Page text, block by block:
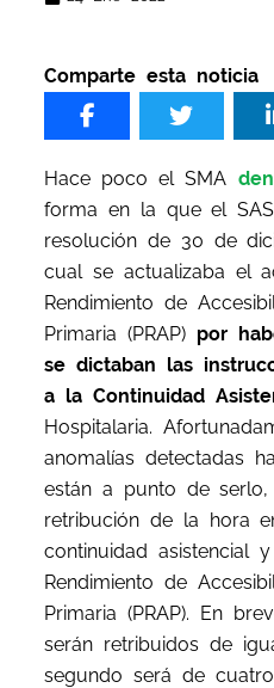
Comparte esta noticia
Hace poco el SMA
forma en la que el
resolución de 30 de
cual se actualizaba el
Rendimiento de
Primaria (PRAP) por
se dictaban las
a la Continuidad
Hospitalaria.
anomalías detectadas
están a punto de
retribución de la hora
continuidad asistencial
Rendimiento de
Primaria (PRAP). En
serán retribuidos de
segundo será de